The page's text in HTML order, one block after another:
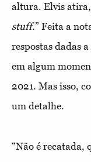
altura. Elvis
stuff.” Feita a
respostas dadas
em algum
2021. Mas isso,
um detalhe.
“Não é recatada,